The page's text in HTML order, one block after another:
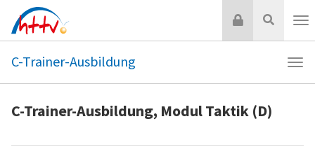
Inhalt
springen
Suche
Login
C-
C-Trainer-Ausbildung
C-Trainer-Ausbildung, Modul Taktik (D)